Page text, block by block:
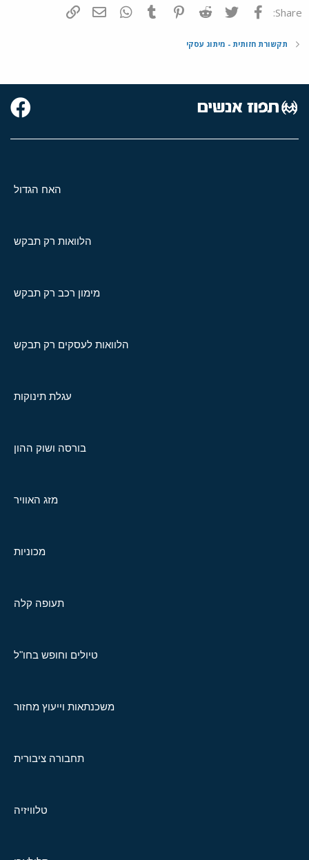
Share: פייסבוק Twitter
Reddit
Pinterest
Tumblr
WhatsAppדואר אלקטרוני
תקשורת חזותית - מיתוג עסקי
האח הגדול
הלוואות רק תבקש
מימון רכב רק תבקש
הלוואות לעסקים רק תבקש
עגלת תינוקות
בורסה ושוק ההון
מזג האוויר
מכוניות
תעופה קלה
טיולים וחופש בחו"ל
משכנתאות וייעוץ מחזור
תחבורה ציבורית
טלוויזיה